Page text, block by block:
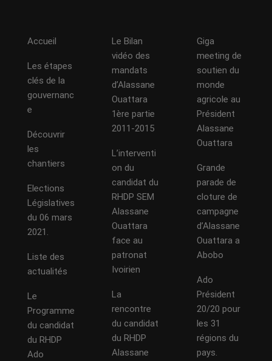
Accueil
Les étapes
clés de la
gouvernanc
e
Découvrir
les
chantiers
Elections
Législatives
du 06 mars
2021.
Liste des
actualités
Le
Programme
du candidat
du RHDP
Ado
Le Bilan
vidéo des
mandats
d’Alassane
Ouattara
1ère partie
2011-2015
L’interventi
on du
candidat du
RHDP SEM
Alassane
Ouattara
face au
patronat
Ivoirien
La
rencontre
du candidat
du RHDP
Alassane
Giga
meeting de
soutien du
monde
agricole au
Président
Alassane
Ouattara
Grande
parade de
cloture de
campagne
d’Alassane
Ouattara a
Abobo
Ado
Président
20/20 pour
les 31
régions du
pays.